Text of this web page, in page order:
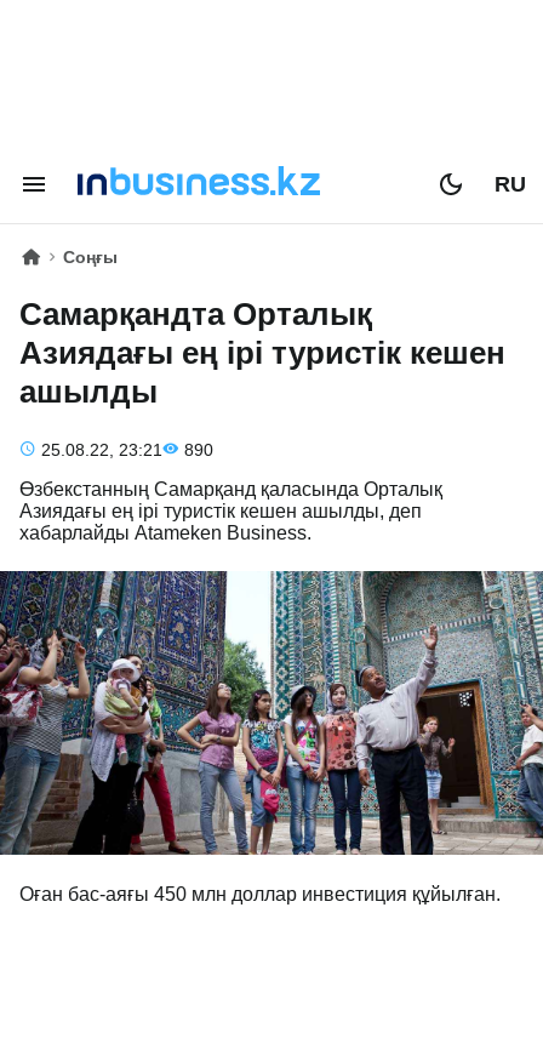
RU
Соңғы
Самарқандта Орталық
Азиядағы ең ірі туристік кешен
ашылды
25.08.22, 23:21 890
Өзбекстанның Самарқанд қаласында Орталық
Азиядағы ең ірі туристік кешен ашылды, деп
хабарлайды Atameken Business.
Оған бас-аяғы 450 млн доллар инвестиция құйылған.